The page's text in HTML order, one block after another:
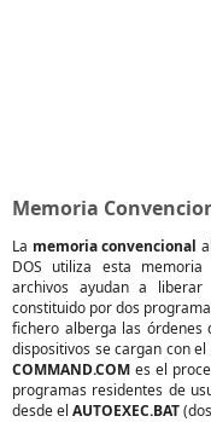
Memoria
La memoria convencional
DOS utiliza esta
archivos ayudan a
constituido por dos
fichero alberga las
dispositivos se cargan con el
COMMAND.COM es el
programas residentes de
desde el AUTOEXEC.BAT